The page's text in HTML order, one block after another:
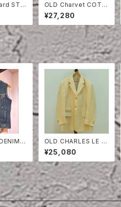
STRI
S
OLD Charvet COTT
ON SHIRT
¥27,280
V
OLD CHARLES LE G
OLF LINEN HERRING
BONE TAILORED JA
CKET
¥25,080